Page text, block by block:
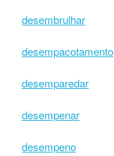
desembrulhar
desempacotamento
desemparedar
desempenar
desempeno